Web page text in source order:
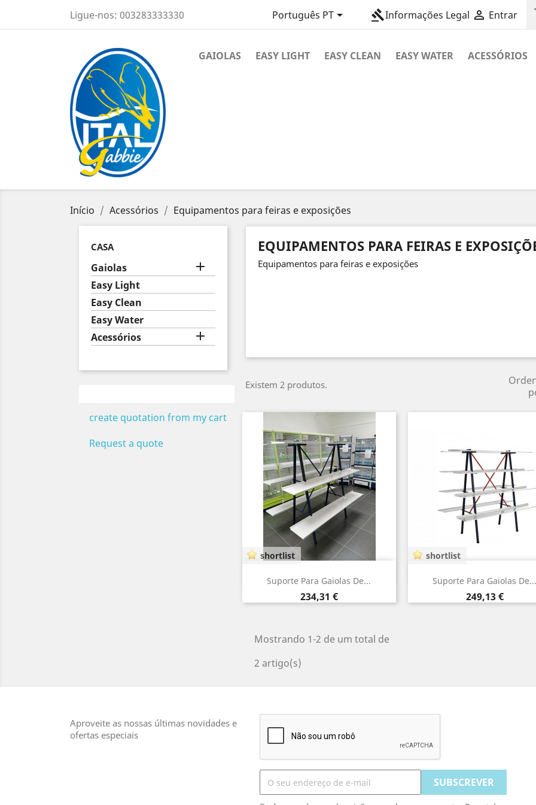
Ligue-nos: 003283333330 Português PT gavelInformações Legal  Entrar
GAIOLAS EASY LIGHT EASY CLEAN EASY WATER ACESSÓRIOS
Início Acessórios Equipamentos para feiras e exposições
CASA
Gaiolas 
Easy Light
Easy Clean
Easy Water
Acessórios

create quotation from my cart
Request a quote
EQUIPAMENTOS PARA FEIRAS E
Equipamentos para feiras e exposições
Existem 2 produtos.
Suporte Para Gaiolas De...
Preço
234,31 €
shortlist
Suporte Para Gaiolas De...
Preço
249,13 €
shortlist
Mostrando 1-2 de um total de
2 artigo(s)
Aproveite as nossas últimas novidades e
ofertas especiais